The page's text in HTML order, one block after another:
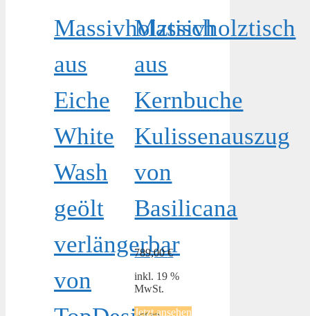
Massivholztisch
aus
Eiche
White
Wash
geölt
verlängerbar
von
Massivholztisch
aus
Kernbuche
Kulissenauszug
von
Basilicana
789,00€
inkl. 19 %
MwSt.
Jetzt ansehen